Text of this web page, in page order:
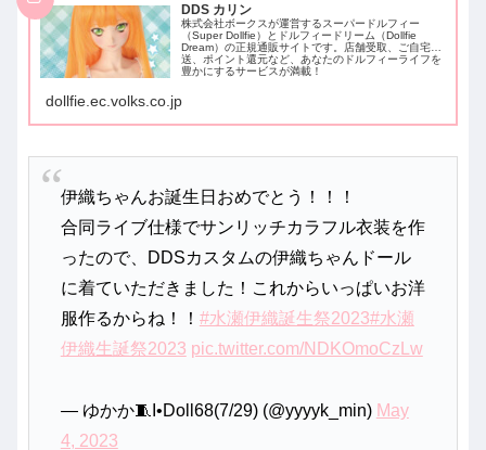
DDS カリン
株式会社ボークスが運営するスーパードルフィー
（Super Dollfie）とドルフィードリーム（Dollfie
Dream）の正規通販サイトです。店舗受取、ご自宅配
送、ポイント還元など、あなたのドルフィーライフを
豊かにするサービスが満載！
dollfie.ec.volks.co.jp
伊織ちゃんお誕生日おめでとう！！！
合同ライブ仕様でサンリッチカラフル衣装を作
ったので、DDSカスタムの伊織ちゃんドール
に着ていただきました！これからいっぱいお洋
服作るからね！！ #水瀬伊織誕生祭2023#水瀬
伊織生誕祭2023 pic.twitter.com/NDKOmoCzLw
— ゆかか🧵I•Doll68(7/29) (@yyyyk_min) May
4, 2023